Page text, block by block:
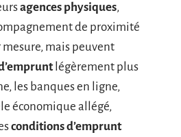
agences physiques,
de proximité
mesure, mais peuvent
légèrement plus
les banques en ligne,
économique allégé,
conditions d’emprunt